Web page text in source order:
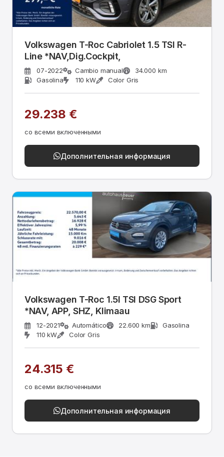
Volkswagen T-Roc Cabriolet 1.5 TSI R-
Line *NAV,Dig.Cockpit,
07-2022 Cambio manual
34.000 km
Gasolina
110 kW Color Gris
29.238 €
со всеми включенными
Дополнительная информация
Volkswagen T-Roc 1.5l TSI DSG Sport
*NAV, APP, SHZ, Klimaau
12-2021 Automático 22.600 km
Gasolina
110 kW
Color Gris
24.315 €
со всеми включенными
Дополнительная информация